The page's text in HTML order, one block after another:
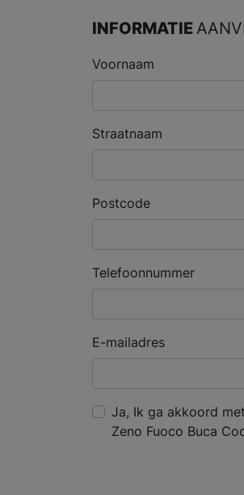
INFORMATIE
Voornaam
Straatnaam
Postcode
Telefoonnummer
E-mailadres
Ja, Ik ga akkoord
Zeno Fuoco Buca